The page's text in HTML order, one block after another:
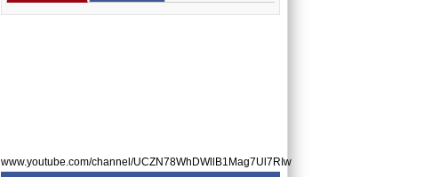
www.youtube.com/channel/UCZN78WhDWllB1Mag7Ul7RIw